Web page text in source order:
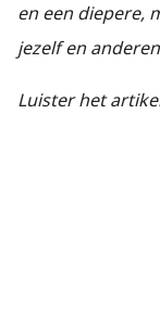
en een diepere,
jezelf en
Luister het